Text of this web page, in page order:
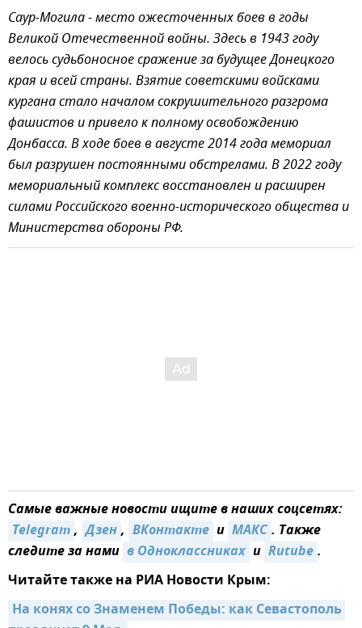
Саур-Могила - место ожесточенных боев в годы
Великой Отечественной войны. Здесь в 1943 году
велось судьбоносное сражение за будущее Донецкого
края и всей страны. Взятие советскими войсками
кургана стало началом сокрушительного разгрома
фашистов и привело к полному освобождению
Донбасса. В ходе боев в августе 2014 года мемориал
был разрушен постоянными обстрелами. В 2022 году
мемориальный комплекс восстановлен и расширен
силами Российского военно-исторического общества и
Министерства обороны РФ.
Самые важные новости ищите в наших соцсетях:
Telegram, Дзен, ВКонтакте и МАКС. Также
следите за нами в Одноклассниках и Rutube.
Читайте также на РИА Новости Крым:
На конях со Знаменем Победы: как Севастополь